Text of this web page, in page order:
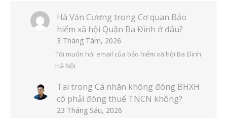
Hà Văn Cương trong Cơ quan Bảo
hiểm xã hội Quận Ba Đình ở đâu?
3 Tháng Tám, 2026
Tôi muốn hỏi email của bảo hiểm xã hội Ba Đình
Hà Nội
Tai trong Cá nhân không đóng BHXH
có phải đóng thuế TNCN không?
23 Tháng Sáu, 2026